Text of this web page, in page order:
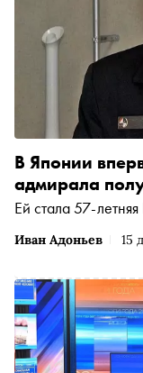
Иван Адоньев 15
В Японии
адмирала
Ей стала 57-